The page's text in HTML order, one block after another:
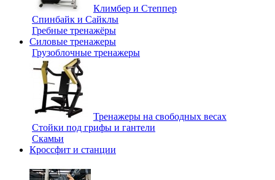
Климбер и Степпер
Спинбайк и Сайклы
Гребные тренажёры
Силовые тренажеры
Грузоблочные тренажеры
Тренажеры на свободных весах
Стойки под грифы и гантели
Скамьи
Кроссфит и станции